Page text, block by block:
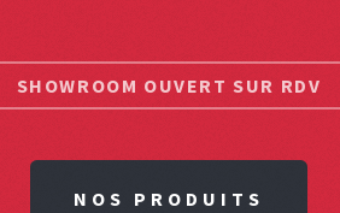
SHOWROOM OUVERT SUR RDV
NOS PRODUITS